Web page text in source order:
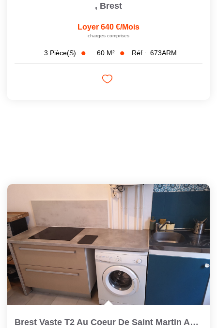
, Brest
Loyer 640 €/mois
charges comprises
3 Pièce(s) 60 M² Réf : 673ARM
Brest Vaste T2 Au Coeur De Saint Martin Au 2ème Et Dernier...